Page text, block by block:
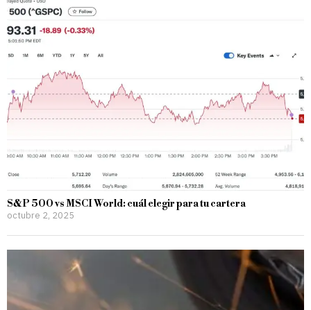
S&P 500 vs MSCI World: cuál elegir para tu cartera
octubre 2, 2025